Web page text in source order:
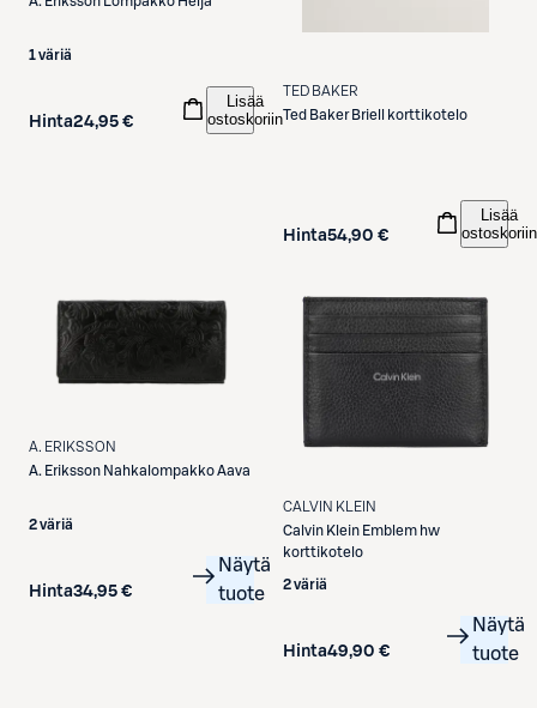
1 väriä
Hinta24,95 €
Lisää
ostoskoriin
TED BAKER
Ted Baker Briell korttikotelo
Hinta54,90 €
Lisää
ostoskoriin
A. ERIKSSON
A. Eriksson Nahkalompakko Aava
2 väriä
Hinta34,95 €
Näytä
tuote
CALVIN KLEIN
Calvin Klein Emblem hw
korttikotelo
2 väriä
Hinta49,90 €
Näytä
tuote